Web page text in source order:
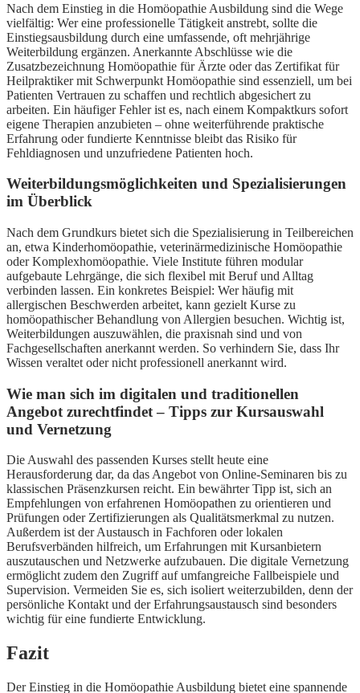
Nach dem Einstieg in die Homöopathie Ausbildung sind die Wege
vielfältig: Wer eine professionelle Tätigkeit anstrebt, sollte die
Einstiegsausbildung durch eine umfassende, oft mehrjährige
Weiterbildung ergänzen. Anerkannte Abschlüsse wie die
Zusatzbezeichnung Homöopathie für Ärzte oder das Zertifikat für
Heilpraktiker mit Schwerpunkt Homöopathie sind essenziell, um bei
Patienten Vertrauen zu schaffen und rechtlich abgesichert zu
arbeiten. Ein häufiger Fehler ist es, nach einem Kompaktkurs sofort
eigene Therapien anzubieten – ohne weiterführende praktische
Erfahrung oder fundierte Kenntnisse bleibt das Risiko für
Fehldiagnosen und unzufriedene Patienten hoch.
Weiterbildungsmöglichkeiten und Spezialisierungen
im Überblick
Nach dem Grundkurs bietet sich die Spezialisierung in Teilbereichen
an, etwa Kinderhomöopathie, veterinärmedizinische Homöopathie
oder Komplexhomöopathie. Viele Institute führen modular
aufgebaute Lehrgänge, die sich flexibel mit Beruf und Alltag
verbinden lassen. Ein konkretes Beispiel: Wer häufig mit
allergischen Beschwerden arbeitet, kann gezielt Kurse zu
homöopathischer Behandlung von Allergien besuchen. Wichtig ist,
Weiterbildungen auszuwählen, die praxisnah sind und von
Fachgesellschaften anerkannt werden. So verhindern Sie, dass Ihr
Wissen veraltet oder nicht professionell anerkannt wird.
Wie man sich im digitalen und traditionellen
Angebot zurechtfindet – Tipps zur Kursauswahl
und Vernetzung
Die Auswahl des passenden Kurses stellt heute eine
Herausforderung dar, da das Angebot von Online-Seminaren bis zu
klassischen Präsenzkursen reicht. Ein bewährter Tipp ist, sich an
Empfehlungen von erfahrenen Homöopathen zu orientieren und
Prüfungen oder Zertifizierungen als Qualitätsmerkmal zu nutzen.
Außerdem ist der Austausch in Fachforen oder lokalen
Berufsverbänden hilfreich, um Erfahrungen mit Kursanbietern
auszutauschen und Netzwerke aufzubauen. Die digitale Vernetzung
ermöglicht zudem den Zugriff auf umfangreiche Fallbeispiele und
Supervision. Vermeiden Sie es, sich isoliert weiterzubilden, denn der
persönliche Kontakt und der Erfahrungsaustausch sind besonders
wichtig für eine fundierte Entwicklung.
Fazit
Der Einstieg in die Homöopathie Ausbildung bietet eine spannende